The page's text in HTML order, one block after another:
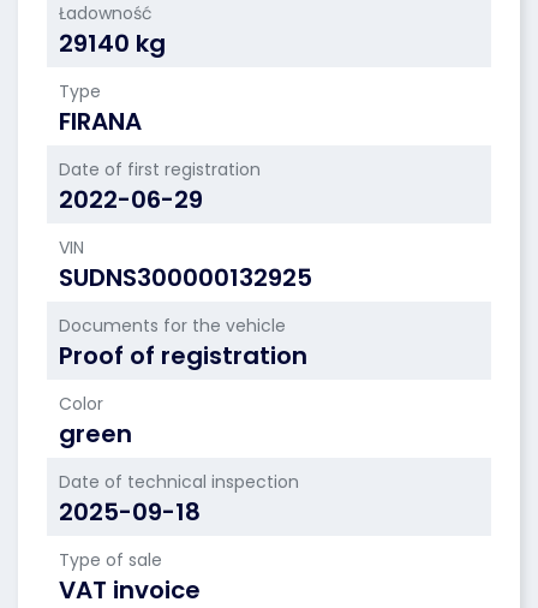
Ładowność
29140 kg
Type
FIRANA
Date of first registration
2022-06-29
VIN
SUDNS300000132925
Documents for the vehicle
Proof of registration
Color
green
Date of technical inspection
2025-09-18
Type of sale
VAT invoice